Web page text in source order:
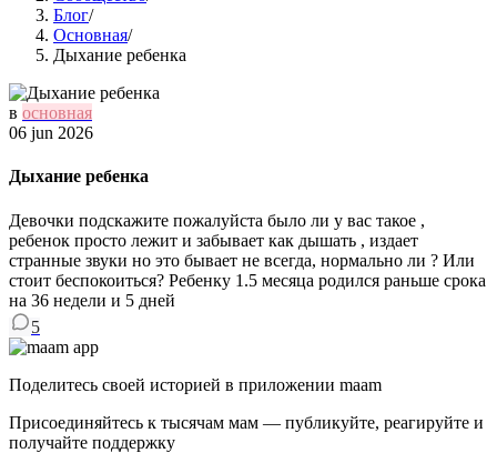
Блог/
Основная/
Дыхание ребенка
в основная
06 jun 2026
Дыхание ребенка
Девочки подскажите пожалуйста было ли у вас такое ,
ребенок просто лежит и забывает как дышать , издает
странные звуки но это бывает не всегда, нормально ли ? Или
стоит беспокоиться? Ребенку 1.5 месяца родился раньше срока
на 36 недели и 5 дней
5
Поделитесь своей историей в приложении maam
Присоединяйтесь к тысячам мам — публикуйте, реагируйте и
получайте поддержку